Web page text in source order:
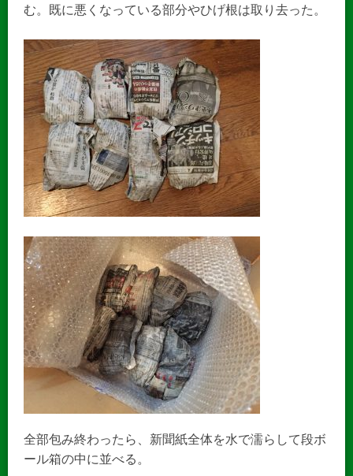
む。既に悪くなっている部分やひげ根は取り去った。
全部包み終わったら、新聞紙全体を水で濡らして段ボ
ール箱の中に並べる。